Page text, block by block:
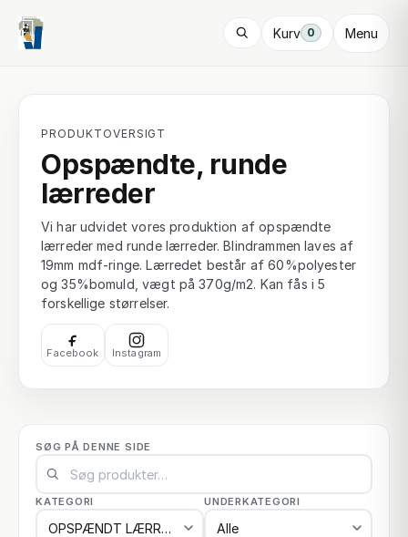
Kurv 0 Menu
PRODUKTOVERSIGT
Opspændte, runde
lærreder
Vi har udvidet vores produktion af opspændte
lærreder med runde lærreder. Blindrammen laves af
19mm mdf-ringe. Lærredet består af 60%polyester
og 35%bomuld, vægt på 370g/m2. Kan fås i 5
forskellige størrelser.
Facebook Instagram
SØG PÅ DENNE SIDE
KATEGORI UNDERKATEGORI